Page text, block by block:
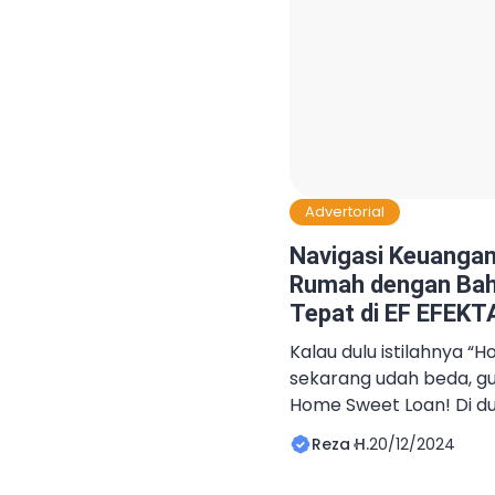
Advertorial
Navigasi
Rumah dengan
Tepat di EF
Kalau dulu istilahnya
sekarang udah beda,
Home Sweet Loan! Di
rumah udah nggak
dekorasi Pinterest.
Reza H.20/12/2024